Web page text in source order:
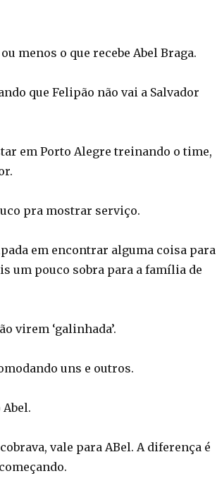
menos o que recebe Abel Braga.
que Felipão não vai a Salvador
em Porto Alegre treinando o time,
pra mostrar serviço.
em encontrar alguma coisa para
um pouco sobra para a família de
virem ‘galinhada’.
uns e outros.
vale para ABel. A diferença é